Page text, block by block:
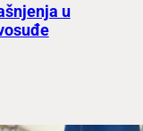
u